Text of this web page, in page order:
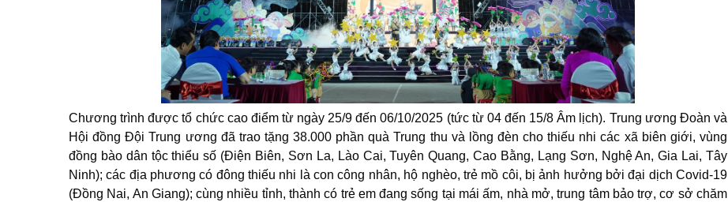
Chương trình được tổ chức cao điểm từ ngày 25/9 đến 06/10/2025 (tức từ 04 đến 15/8 Âm lịch). Trung ương Đoàn và
Hội đồng Đội Trung ương đã trao tặng 38.000 phần quà Trung thu và lồng đèn cho thiếu nhi các xã biên giới, vùng
đồng bào dân tộc thiểu số (Điện Biên, Sơn La, Lào Cai, Tuyên Quang, Cao Bằng, Lạng Sơn, Nghệ An, Gia Lai, Tây
Ninh); các địa phương có đông thiếu nhi là con công nhân, hộ nghèo, trẻ mồ côi, bị ảnh hưởng bởi đại dịch Covid-19
(Đồng Nai, An Giang); cùng nhiều tỉnh, thành có trẻ em đang sống tại mái ấm, nhà mở, trung tâm bảo trợ, cơ sở chăm